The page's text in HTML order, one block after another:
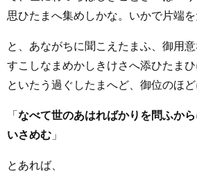
思ひたまへ集めしかな。いかで片端を
と、あながちに聞こえたまふ、御用
すこしなまめかしきけさへ添ひたま
といたう過ぐしたまへど、御位のほど
「 なべて世のあはればかりを問ふか
いさめむ 」
とあれば、